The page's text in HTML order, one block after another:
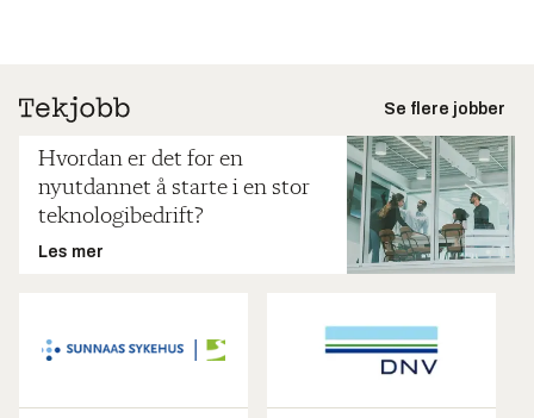
Se flere jobber
Hvordan er det for en
nyutdannet å starte i en stor
teknologibedrift?
Les mer